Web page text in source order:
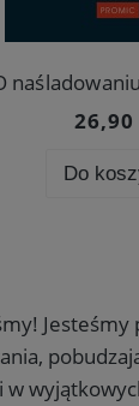
26,90
Do